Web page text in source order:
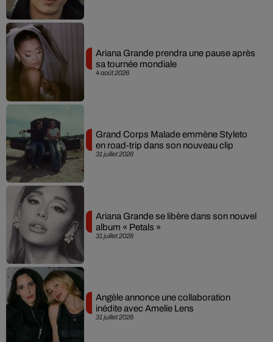
4 août 2026
Ariana Grande prendra une pause après
sa tournée mondiale
31 juillet 2026
Grand Corps Malade emmène Styleto
en road-trip dans son nouveau clip
31 juillet 2026
Ariana Grande se libère dans son nouvel
album « Petals »
31 juillet 2026
Angèle annonce une collaboration
inédite avec Amelie Lens